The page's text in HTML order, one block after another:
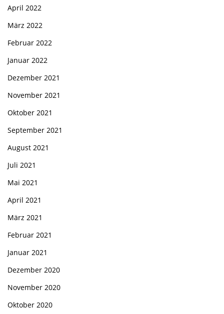
April 2022
März 2022
Februar 2022
Januar 2022
Dezember 2021
November 2021
Oktober 2021
September 2021
August 2021
Juli 2021
Mai 2021
April 2021
März 2021
Februar 2021
Januar 2021
Dezember 2020
November 2020
Oktober 2020